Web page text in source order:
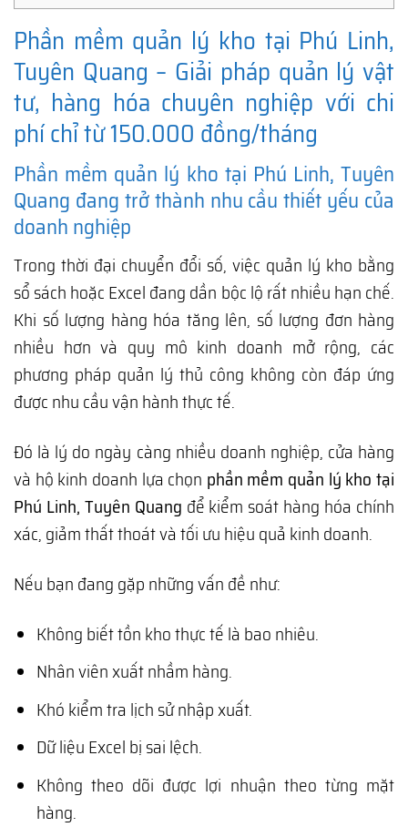
Phần mềm quản lý kho tại Phú Linh,
Tuyên Quang – Giải pháp quản lý vật
tư, hàng hóa chuyên nghiệp với chi
phí chỉ từ 150.000 đồng/tháng
Phần mềm quản lý kho tại Phú Linh, Tuyên
Quang đang trở thành nhu cầu thiết yếu của
doanh nghiệp
Trong thời đại chuyển đổi số, việc quản lý kho bằng
sổ sách hoặc Excel đang dần bộc lộ rất nhiều hạn chế.
Khi số lượng hàng hóa tăng lên, số lượng đơn hàng
nhiều hơn và quy mô kinh doanh mở rộng, các
phương pháp quản lý thủ công không còn đáp ứng
được nhu cầu vận hành thực tế.
Đó là lý do ngày càng nhiều doanh nghiệp, cửa hàng
và hộ kinh doanh lựa chọn phần mềm quản lý kho tại
Phú Linh, Tuyên Quang để kiểm soát hàng hóa chính
xác, giảm thất thoát và tối ưu hiệu quả kinh doanh.
Nếu bạn đang gặp những vấn đề như:
Không biết tồn kho thực tế là bao nhiêu.
Nhân viên xuất nhầm hàng.
Khó kiểm tra lịch sử nhập xuất.
Dữ liệu Excel bị sai lệch.
Không theo dõi được lợi nhuận theo từng mặt
hàng.